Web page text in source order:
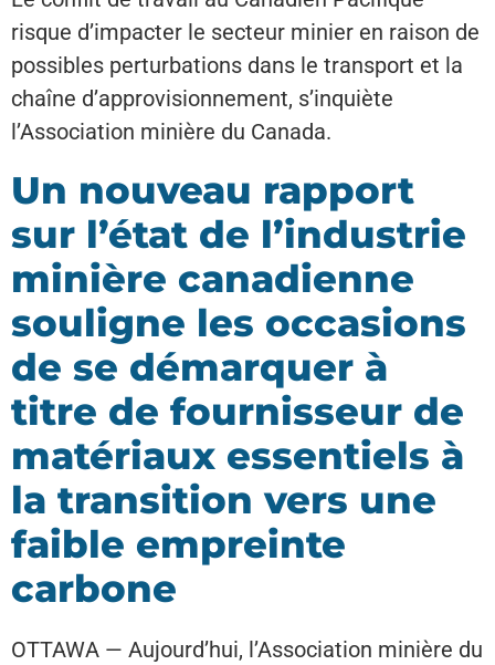
risque d’impacter le secteur minier en raison de
possibles perturbations dans le transport et la
chaîne d’approvisionnement, s’inquiète
l’Association minière du Canada.
Un nouveau rapport
sur l’état de l’industrie
minière canadienne
souligne les occasions
de se démarquer à
titre de fournisseur de
matériaux essentiels à
la transition vers une
faible empreinte
carbone
OTTAWA — Aujourd’hui, l’Association minière du